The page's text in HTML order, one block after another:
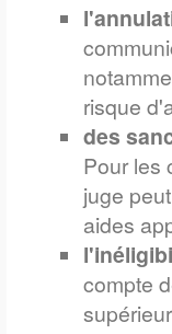
risque
des
Pour les
juge
aides
compte